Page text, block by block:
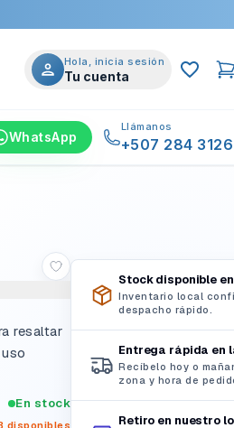
Hola, inicia sesión
Tu cuenta
WhatsApp
Llámanos
+507 284 3126
resaltar
En stock
disponibles
Stock disponible
Inventario local
despacho rápido.
Entrega rápida en
Recíbelo hoy o
zona y hora de
Retiro en nuestro